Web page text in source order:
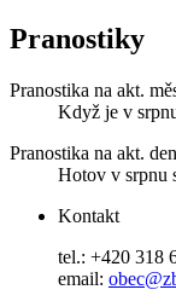
Pranostiky
Pranostika na akt.
Když je v
Pranostika na akt. den
Hotov v srpnu
Kontakt
tel.: +420 318
email: